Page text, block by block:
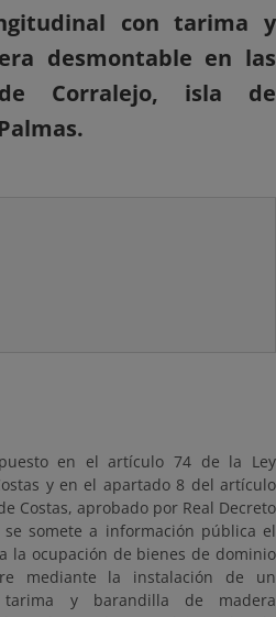
con tarima y
desmontable en las
Corralejo, isla de
en el artículo 74 de la Ley
y en el apartado 8 del artículo
Costas, aprobado por Real Decreto
somete a información pública el
la ocupación de bienes de dominio
mediante la instalación de un
y barandilla de madera